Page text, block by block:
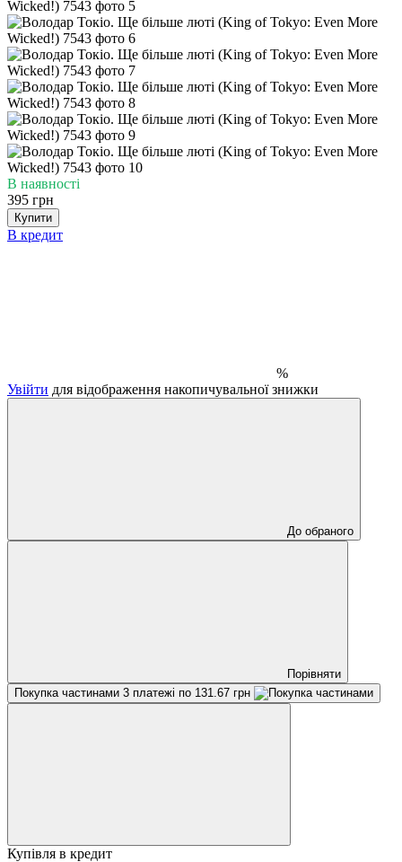
В наявності
395 грн
Купити
В кредит
%
Увійти для відображення накопичувальної знижки
До обраного
Порівняти
Покупка частинами 3 платежі по 131.67 грн
Купівля в кредит